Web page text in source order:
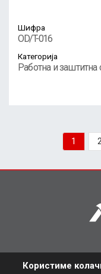
Шифра
OD/T-016
Категорија
Работна и заштитна
1
Користиме